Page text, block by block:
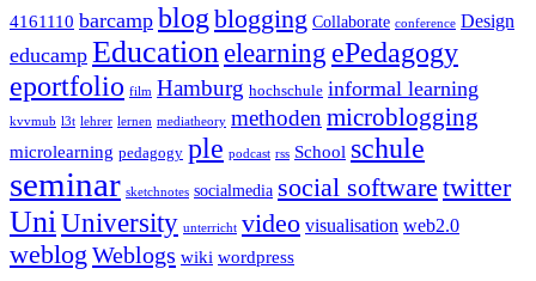
4161110 barcamp blog blogging Collaborate conference Design
educamp Education elearning ePedagogy
eportfolio film Hamburg hochschule informal learning
kvvmub l3t lehrer lernen mediatheory methoden microblogging
microlearning pedagogy ple podcast rss School schule
seminar sketchnotes socialmedia social software twitter
UniUniversity unterricht video visualisation web2.0
weblog Weblogs wiki wordpress